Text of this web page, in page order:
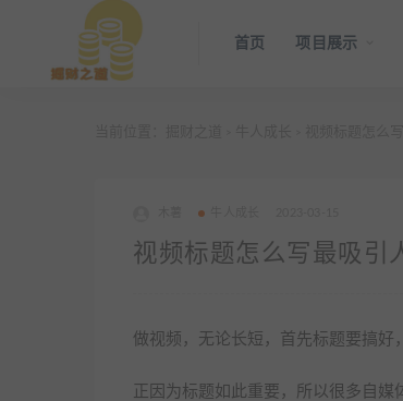
首页 项目展示
视频标题怎么写最吸引
做视频，无论长短，首先标题要搞好
正因为标题如此重要，所以很多自媒